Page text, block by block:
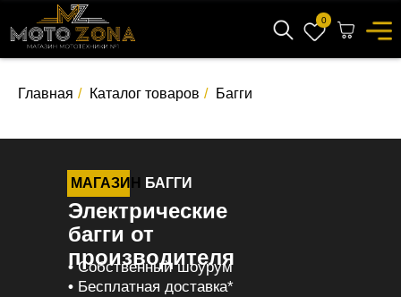
0
Главная / Каталог товаров / Багги
•Собственный шоурум
• Бесплатная доставка*
Электрические
багги от
производителя
МАГАЗИН БАГГИ